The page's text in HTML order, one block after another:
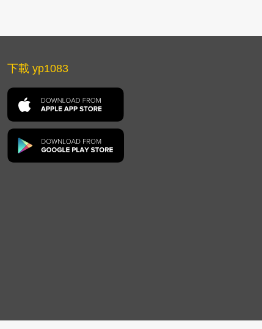
下載 yp1083